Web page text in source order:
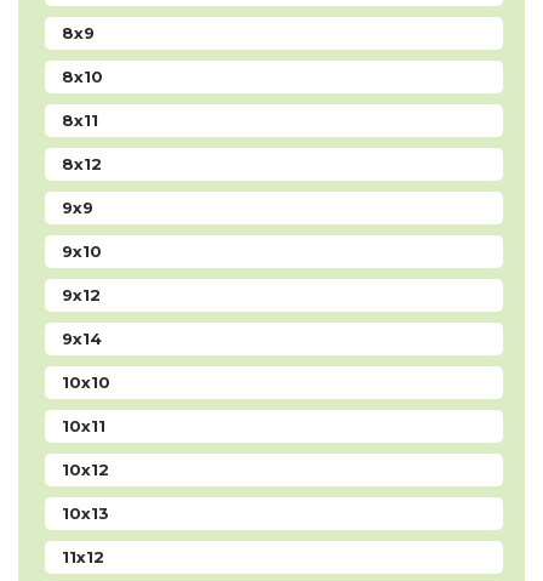
8x9
8x10
8x11
8x12
9x9
9x10
9x12
9x14
10x10
10x11
10x12
10x13
11x12